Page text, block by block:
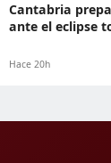
Cantabria
ante el eclipse
Hace 20h